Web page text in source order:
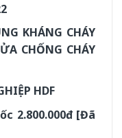
KHÁNG CHÁY
CHỐNG CHÁY
HDF
2.800.000đ [Đã